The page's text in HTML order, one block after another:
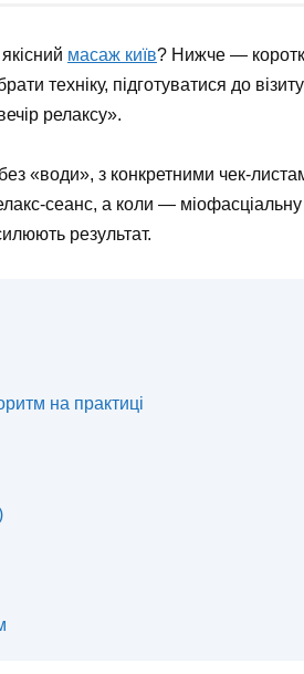
масаж київ? Нижче —
техніку, підготуватися до
релаксу».
«води», з конкретними чек-
сеанс, а коли — міофасціальну
результат.
на практиці